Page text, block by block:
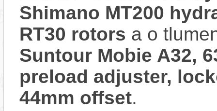
Shimano MT200
RT30 rotors a o
Suntour Mobie A32,
preload adjuster,
44mm offset.